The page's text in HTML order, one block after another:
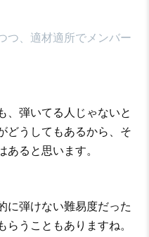
つ、適材適所でメンバー
、弾いてる人じゃないと
どうしてもあるから、そ
ると思います。
に弾けない難易度だった
うこともありますね。